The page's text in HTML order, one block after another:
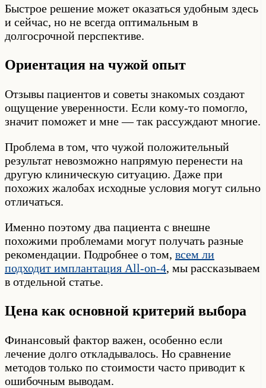
Быстрое решение может оказаться удобным здесь
и сейчас, но не всегда оптимальным в
долгосрочной перспективе.
Ориентация на чужой опыт
Отзывы пациентов и советы знакомых создают
ощущение уверенности. Если кому-то помогло,
значит поможет и мне — так рассуждают многие.
Проблема в том, что чужой положительный
результат невозможно напрямую перенести на
другую клиническую ситуацию. Даже при
похожих жалобах исходные условия могут сильно
отличаться.
Именно поэтому два пациента с внешне
похожими проблемами могут получать разные
рекомендации. Подробнее о том, всем ли
подходит имплантация All-on-4, мы рассказываем
в отдельной статье.
Цена как основной критерий выбора
Финансовый фактор важен, особенно если
лечение долго откладывалось. Но сравнение
методов только по стоимости часто приводит к
ошибочным выводам.